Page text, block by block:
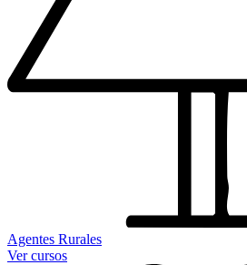
Agentes Rurales
Ver cursos